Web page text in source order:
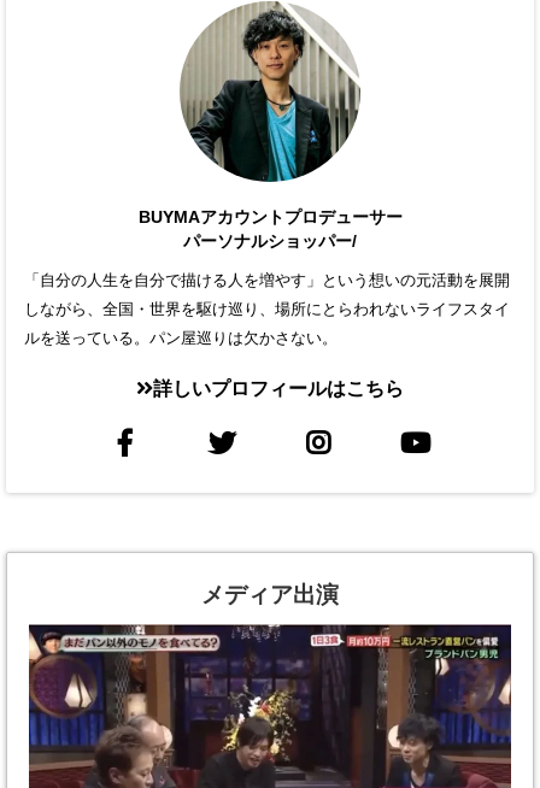
BUYMAアカウントプロデューサー
パーソナルショッパー/
「自分の人生を自分で描ける人を増やす」という想いの元活動を展開
しながら、全国・世界を駆け巡り、場所にとらわれないライフスタイ
ルを送っている。パン屋巡りは欠かさない。
詳しいプロフィールはこちら
メディア出演